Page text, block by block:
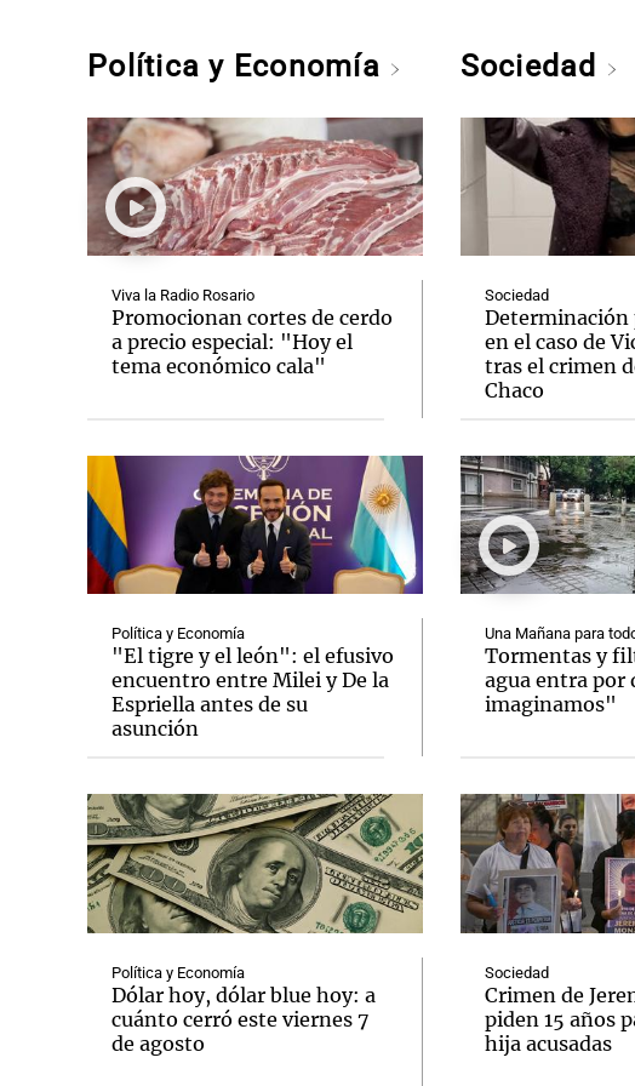
Política y Economía
Viva la Radio Rosario
Promocionan cortes de cerdo
a precio especial: "Hoy el
tema económico cala"
Política y Economía
"El tigre y el león": el efusivo
encuentro entre Milei y De la
Espriella antes de su
asunción
Política y Economía
Dólar hoy, dólar blue hoy: a
cuánto cerró este viernes 7
de agosto
Sociedad
Sociedad
Determinación
en el caso de
tras el crimen
Chaco
Una Mañana para
Tormentas y
agua entra por
imaginamos"
Sociedad
Crimen de
piden 15 años
hija acusadas
Notas Notas